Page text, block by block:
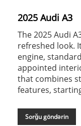
2025 Audi A3
The 2025 Audi
refreshed look.
engine,
appointed
that combines
features,
Sorğu göndərin